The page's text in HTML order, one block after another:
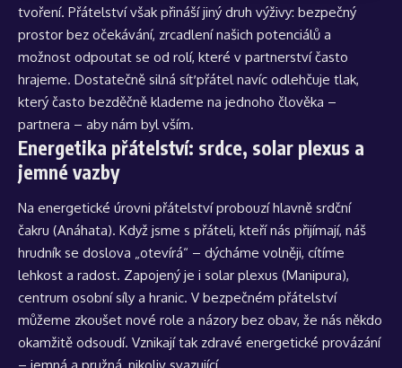
tvoření. Přátelství však přináší jiný druh výživy: bezpečný
prostor bez očekávání, zrcadlení našich potenciálů a
možnost odpoutat se od rolí, které v partnerství často
hrajeme. Dostatečně silná síť přátel navíc odlehčuje tlak,
který často bezděčně klademe na jednoho člověka –
partnera – aby nám byl vším.
Energetika přátelství: srdce, solar plexus a
jemné vazby
Na energetické úrovni přátelství probouzí hlavně srdční
čakru (Anáhata). Když jsme s přáteli, kteří nás přijímají, náš
hrudník se doslova „otevírá“ – dýcháme volněji, cítíme
lehkost a radost. Zapojený je i solar plexus (Manipura),
centrum osobní síly a hranic. V bezpečném přátelství
můžeme zkoušet nové role a názory bez obav, že nás někdo
okamžitě odsoudí. Vznikají tak zdravé energetické provázání